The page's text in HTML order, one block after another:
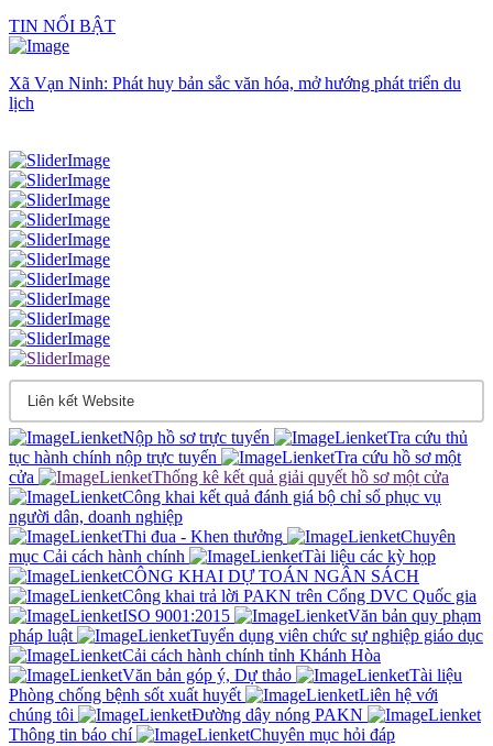
TIN NỔI BẬT
Xã Vạn Ninh: Phát huy bản sắc văn hóa, mở hướng phát triển du
lịch
Nộp hồ sơ trực tuyến
Tra cứu thủ
tục hành chính nộp trực tuyến
Tra cứu hồ sơ một
cửa
Thống kê kết quả giải quyết hồ sơ một cửa
Công khai kết quả đánh giá bộ chỉ sổ phục vụ
người dân, doanh nghiệp
Thi đua - Khen thưởng
Chuyên
mục Cải cách hành chính
Tài liệu các kỳ họp
CÔNG KHAI DỰ TOÁN NGÂN SÁCH
Công khai trả lời PAKN trên Cổng DVC Quốc gia
ISO 9001:2015
Văn bản quy phạm
pháp luật
Tuyển dụng viên chức sự nghiệp giáo dục
Cải cách hành chính tỉnh Khánh Hòa
Văn bản góp ý, Dự thảo
Tài liệu
Phòng chống bệnh sốt xuất huyết
Liên hệ với
chúng tôi
Đường dây nóng PAKN
Thông tin báo chí
Chuyên mục hỏi đáp